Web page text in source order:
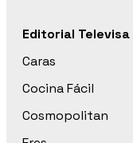
Editorial Televisa
Caras
Cocina Fácil
Cosmopolitan